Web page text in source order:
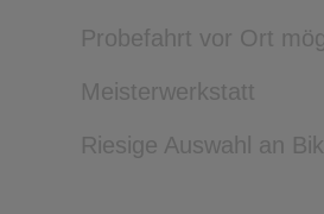
Probefahrt vor Ort
Meisterwerkstatt
Riesige Auswahl an